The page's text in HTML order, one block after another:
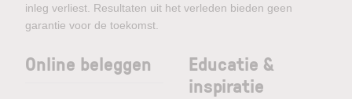
inleg verliest. Resultaten uit het verleden bieden geen
garantie voor de toekomst.
Online beleggen
Educatie &
inspiratie